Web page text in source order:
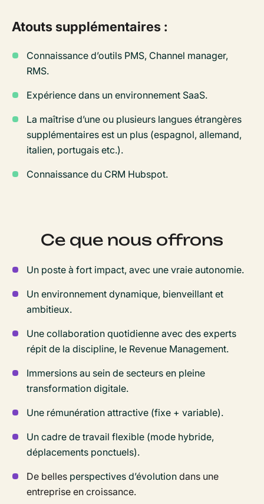
Atouts supplémentaires :
Connaissance d’outils PMS, Channel manager,
RMS.
Expérience dans un environnement SaaS.
La maîtrise d’une ou plusieurs langues étrangères
supplémentaires est un plus (espagnol, allemand,
italien, portugais etc.).
Connaissance du CRM Hubspot.
Ce que nous offrons
Un poste à fort impact, avec une vraie autonomie.
Un environnement dynamique, bienveillant et
ambitieux.
Une collaboration quotidienne avec des experts
répit de la discipline, le Revenue Management.
Immersions au sein de secteurs en pleine
transformation digitale.
Une rémunération attractive (fixe + variable).
Un cadre de travail flexible (mode hybride,
déplacements ponctuels).
De belles perspectives d’évolution dans une
entreprise en croissance.